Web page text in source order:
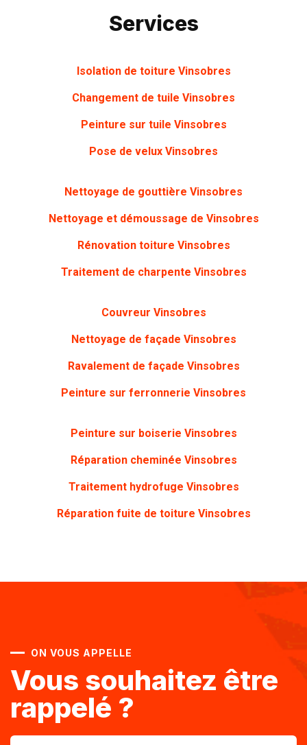
Services
Isolation de toiture Vinsobres
Changement de tuile Vinsobres
Peinture sur tuile Vinsobres
Pose de velux Vinsobres
Nettoyage de gouttière Vinsobres
Nettoyage et démoussage de Vinsobres
Rénovation toiture Vinsobres
Traitement de charpente Vinsobres
Couvreur Vinsobres
Nettoyage de façade Vinsobres
Ravalement de façade Vinsobres
Peinture sur ferronnerie Vinsobres
Peinture sur boiserie Vinsobres
Réparation cheminée Vinsobres
Traitement hydrofuge Vinsobres
Réparation fuite de toiture Vinsobres
ON VOUS APPELLE
Vous souhaitez être
rappelé ?